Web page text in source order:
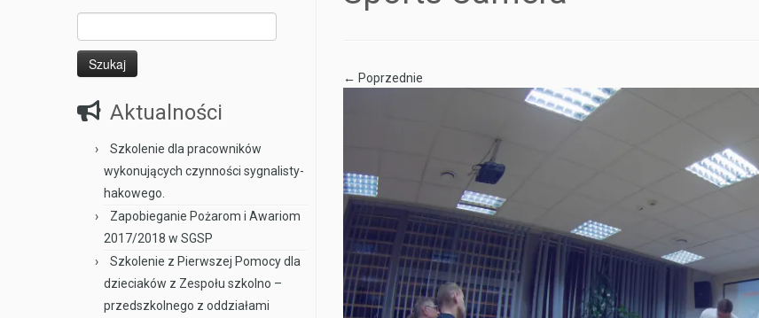
Aktualności
Szkolenie dla pracowników
wykonujących czynności sygnalisty-
hakowego.
Zapobieganie Pożarom i Awariom
2017/2018 w SGSP
Szkolenie z Pierwszej Pomocy dla
dzieciaków z Zespołu szkolno –
przedszkolnego z oddziałami
← Poprzednie